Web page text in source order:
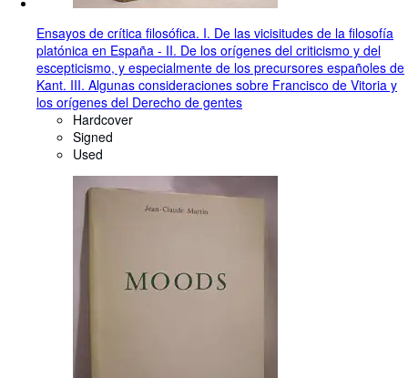
Ensayos de crítica filosófica. I. De las vicisitudes de la filosofía
platónica en España - II. De los orígenes del criticismo y del
escepticismo, y especialmente de los precursores españoles de
Kant. III. Algunas consideraciones sobre Francisco de Vitoria y
los orígenes del Derecho de gentes
Hardcover
Signed
Used